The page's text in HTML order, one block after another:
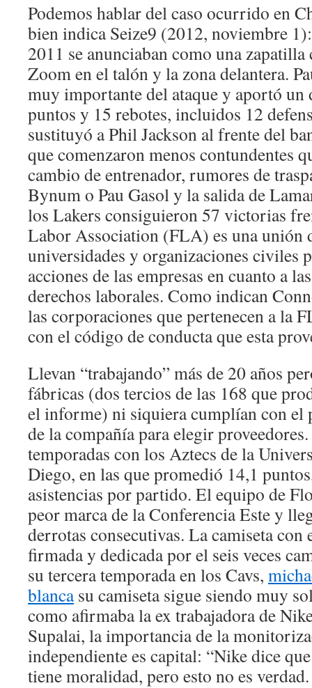
Podemos hablar del caso ocurrido en
bien indica Seize9 (2012, noviembre
2011 se anunciaban como una
Zoom en el talón y la zona delantera.
muy importante del ataque y aportó un
puntos y 15 rebotes, incluidos 12
sustituyó a Phil Jackson al frente del
que comenzaron menos contundentes
cambio de entrenador, rumores de
Bynum o Pau Gasol y la salida de
los Lakers consiguieron 57 victorias
Labor Association (FLA) es una unión
universidades y organizaciones civiles
acciones de las empresas en cuanto a
derechos laborales. Como indican
las corporaciones que pertenecen a la
con el código de conducta que esta
Llevan “trabajando” más de 20 años
fábricas (dos tercios de las 168 que
el informe) ni siquiera cumplían con
de la compañía para elegir
temporadas con los Aztecs de la
Diego, en las que promedió 14,1
asistencias por partido. El equipo de
peor marca de la Conferencia Este y
derrotas consecutivas. La camiseta con
firmada y dedicada por el seis veces
su tercera temporada en los Cavs,
blancasu camiseta sigue siendo muy
como afirmaba la ex trabajadora de
Supalai, la importancia de la
independiente es capital: “Nike dice
tiene moralidad, pero esto no es verdad.